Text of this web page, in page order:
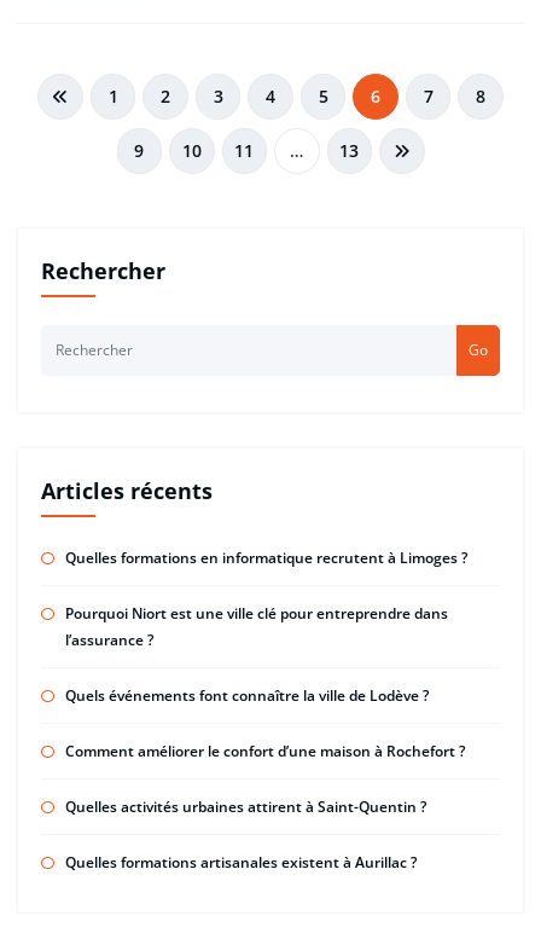
Pagination
1 2 3 4 5 6 7 8
9 10 11 … 13
Rechercher
Go
Articles récents
Quelles formations en informatique recrutent à Limoges ?
Pourquoi Niort est une ville clé pour entreprendre dans
l’assurance ?
Quels événements font connaître la ville de Lodève ?
Comment améliorer le confort d’une maison à Rochefort ?
Quelles activités urbaines attirent à Saint-Quentin ?
Quelles formations artisanales existent à Aurillac ?